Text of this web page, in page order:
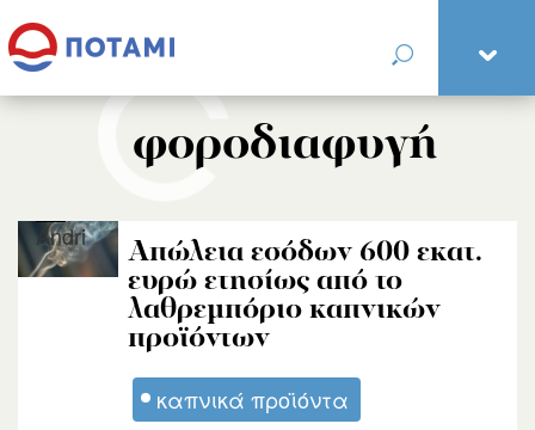
φοροδιαφυγή
Απώλεια εσόδων 600 εκατ.
ευρώ ετησίως από το
λαθρεμπόριο καπνικών
προϊόντων
καπνικά προϊόντα
Andri